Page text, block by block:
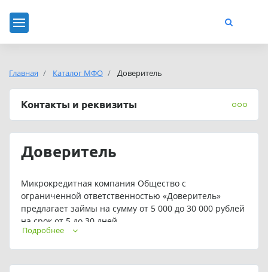
Главная Каталог МФО Доверитель
Контакты и реквизиты
Доверитель
Микрокредитная компания Общество с
ограниченной ответственностью «Доверитель»
предлагает займы на сумму от 5 000 до 30 000 рублей
на срок от 5 до 30 дней.
индивидуальные условия кредитования.
Подробнее